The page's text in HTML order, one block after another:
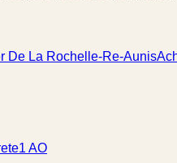
De La Rochelle-Re-Aunis
1 AO